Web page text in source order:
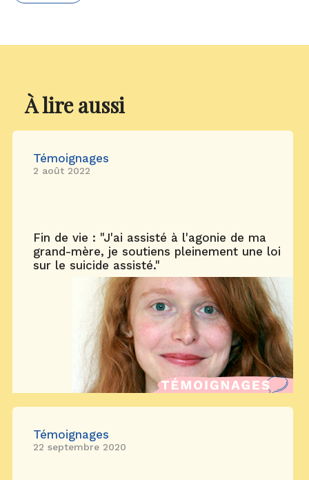
À lire aussi
Témoignages
2 août 2022
Fin de vie : "J'ai assisté à l'agonie de ma
grand-mère, je soutiens pleinement une loi
sur le suicide assisté."
Témoignages
22 septembre 2020